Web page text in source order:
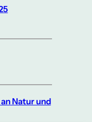
Natur und